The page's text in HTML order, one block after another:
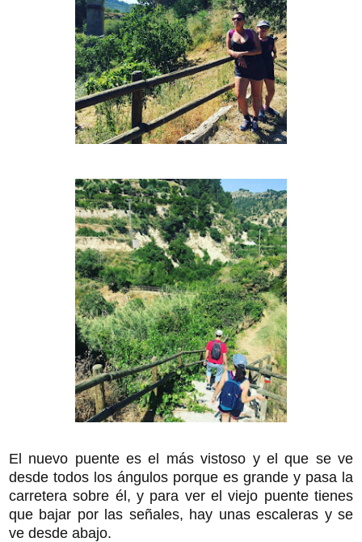
El nuevo puente es el más vistoso y el que se ve
desde todos los ángulos porque es grande y pasa la
carretera sobre él, y para ver el viejo puente tienes
que bajar por las señales, hay unas escaleras y se
ve desde abajo.